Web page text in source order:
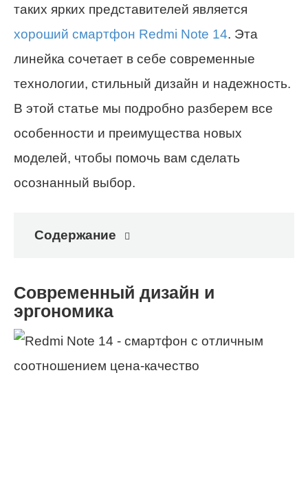
таких ярких представителей является
хороший смартфон Redmi Note 14. Эта
линейка сочетает в себе современные
технологии, стильный дизайн и надежность.
В этой статье мы подробно разберем все
особенности и преимущества новых
моделей, чтобы помочь вам сделать
осознанный выбор.
Содержание
Современный дизайн и
эргономика